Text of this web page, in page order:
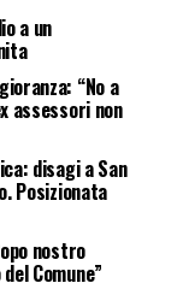
a un
“No a
assessori non
disagi a San
Posizionata
nostro
Comune”